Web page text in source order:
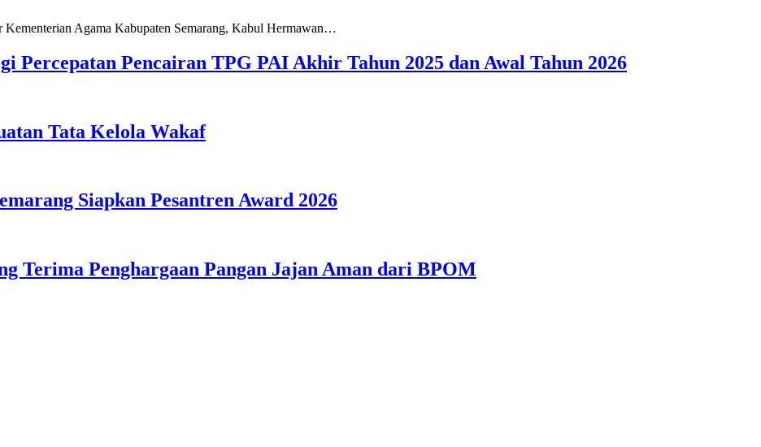
Agama Kabupaten Semarang, Kabul Hermawan…
Percepatan Pencairan TPG PAI Akhir Tahun 2025 dan Awal Tahun 2026
Tata Kelola Wakaf
Siapkan Pesantren Award 2026
Terima Penghargaan Pangan Jajan Aman dari BPOM